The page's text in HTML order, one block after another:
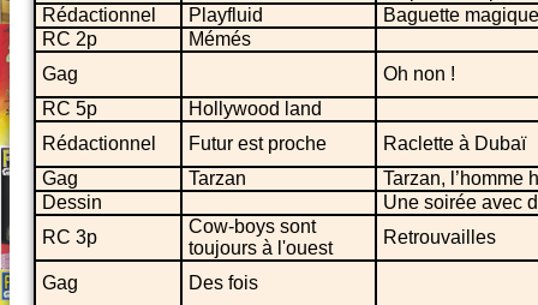
Rédactionnel
Playfluid
Baguette magique
RC 2p
Mémés
Gag
Oh non !
RC 5p
Hollywood land
Rédactionnel
Futur est proche
Raclette à Dubaï
Gag
Tarzan
Tarzan, l’homme
Dessin
Une soirée avec
RC 3p
Cow-boys sont
toujours à l'ouest
Retrouvailles
Gag Des fois